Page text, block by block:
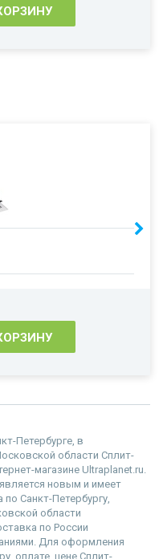
Петербурге, в
области Сплит-
магазине Ultraplanet.ru.
новым и имеет
Санкт-Петербургу,
области
по России
Для оформления
оплате, цене Сплит-